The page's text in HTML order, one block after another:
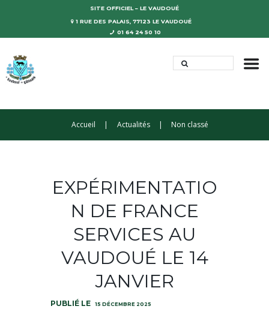
SITE OFFICIEL – LE VAUDOUÉ
1 RUE DES PALAIS, 77123 LE VAUDOUÉ
01 64 24 50 10
Accueil Actualités Non classé
EXPÉRIMENTATIO
N DE FRANCE
SERVICES AU
VAUDOUÉ LE 14
JANVIER
15 DÉCEMBRE 2025